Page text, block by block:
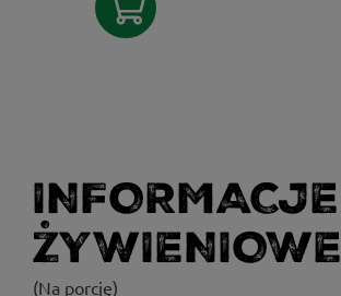
INFORMACJE
ŻYWIENIOWE
(Na porcję)